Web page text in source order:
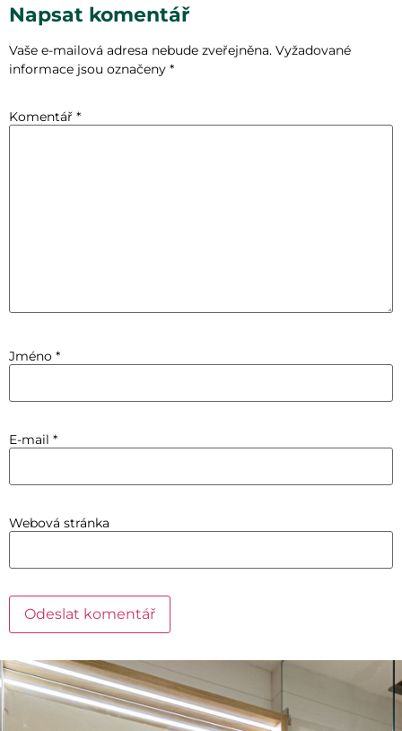
Napsat komentář
Vaše e-mailová adresa nebude zveřejněna. Vyžadované
informace jsou označeny *
Komentář *
Jméno *
E-mail *
Webová stránka